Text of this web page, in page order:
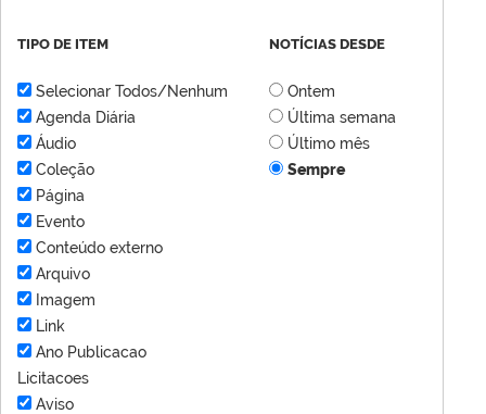
TIPO DE ITEM
Selecionar Todos/Nenhum
Agenda Diária
Áudio
Coleção
Página
Evento
Conteúdo externo
Arquivo
Imagem
Link
Ano Publicacao
Licitacoes
Aviso
NOTÍCIAS DESDE
Ontem
Última semana
Último mês
Sempre